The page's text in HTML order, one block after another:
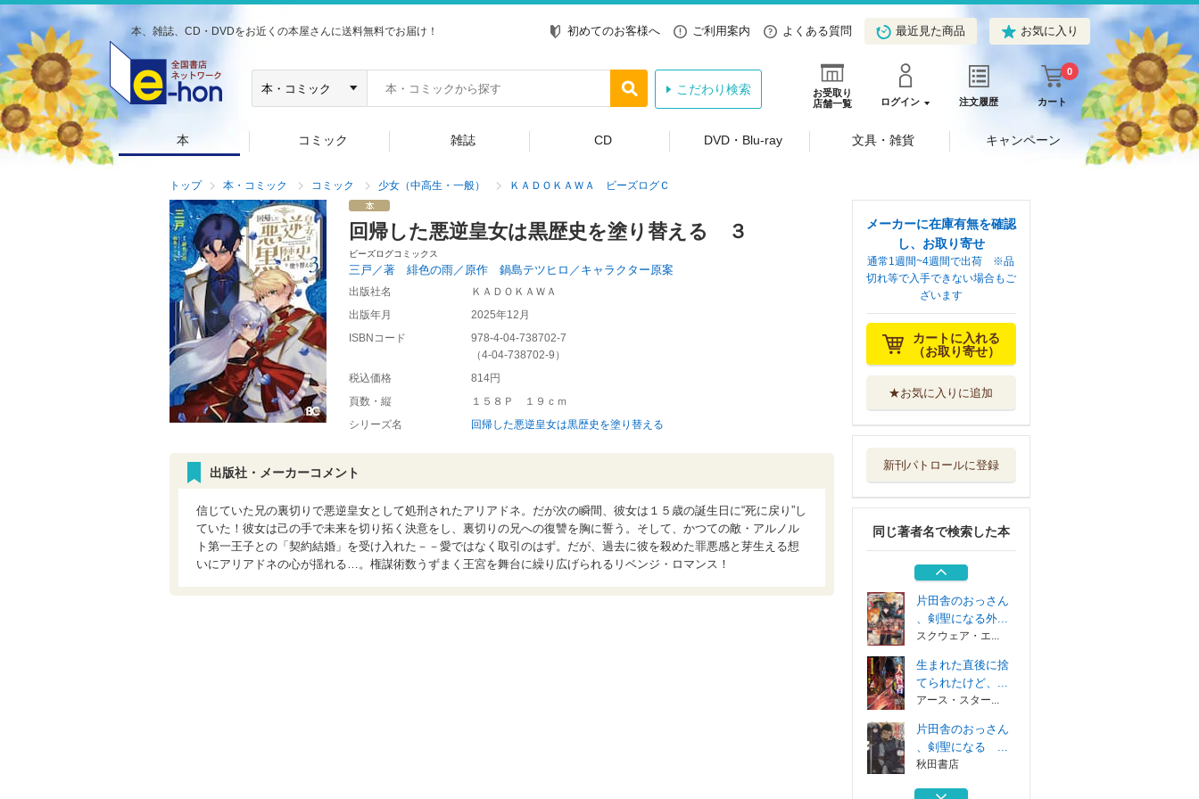
本、雑誌、CD・DVDをお近くの本屋さんに送料無料でお届け！ 初めてのお客様へ ご利用案内 よくある質問 最近見た商品 お気に入り
お受取り
店舗一覧
ログイン 注文履歴 カート
0
こだわり検索
本 コミック 雑誌 CD DVD・Blu-ray 文具・雑貨 キャンペーン
トップ 本・コミック コミック 少女（中高生・一般） ＫＡＤＯＫＡＷＡ ビーズログＣ
回帰した悪逆皇女は黒歴史を塗り替える ３
ビーズログコミックス
三戸／著 緋色の雨／原作 鍋島テツヒロ／キャラクター原案
出版社名
ＫＡＤＯＫＡＷＡ
出版年月
2025年12月
ISBNコード
978-4-04-738702-7
（4-04-738702-9 ）
税込価格
814円
頁数・縦
１５８Ｐ １９ｃｍ
シリーズ名
回帰した悪逆皇女は黒歴史を塗り替える
出版社・メーカーコメント
信じていた兄の裏切りで悪逆皇女として処刑されたアリアドネ。だが次の瞬間、彼女は１５歳の誕生日に“死に戻り”し
ていた！彼女は己の手で未来を切り拓く決意をし、裏切りの兄への復讐を胸に誓う。そして、かつての敵・アルノル
ト第一王子との「契約結婚」を受け入れた－－愛ではなく取引のはず。だが、過去に彼を殺めた罪悪感と芽生える想
いにアリアドネの心が揺れる…。権謀術数うずまく王宮を舞台に繰り広げられるリベンジ・ロマンス！
メーカーに在庫有無を確認
し、お取り寄せ
通常1週間~4週間で出荷 ※品
切れ等で入手できない場合もご
ざいます
カートに入れる
（お取り寄せ）
★お気に入りに追加
新刊パトロールに登録
同じ著者名で検索した本
片田舎のおっさん
、剣聖になる ...
元勇者は静かに暮
集英社
片田舎のおっさん
、剣聖になる ...
秋田書店
片田舎のおっさん
、剣聖になる外...
スクウェア・エ...
生まれた直後に捨
てられたけど、...
アース・スター...
片田舎のおっさん
、剣聖になる ...
秋田書店
元勇者は静かに暮